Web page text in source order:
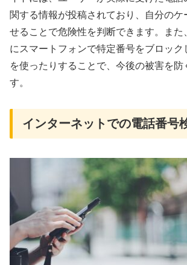
関する情報が投稿されており、自分のケ
せることで危険性を判断できます。また
にスマートフォンで特定番号をブロック
を使ったりすることで、今後の被害を防
す。
インターネットでの電話番号